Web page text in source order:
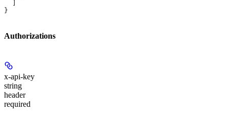
}
Authorizations
x-api-key
string
header
required